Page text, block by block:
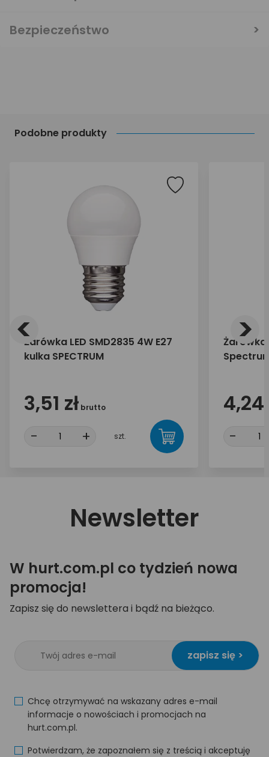
Podobne produkty
Żarówka LED SMD2835 4W E27
kulka SPECTRUM
3,51 zł brutto
- + szt.
Żarówka
4,24
-
< >
Bezpieczeństwo
Newsletter
W hurt.com.pl co tydzień nowa
promocja!
Zapisz się do newslettera i bądź na bieżąco.
zapisz się >
Chcę otrzymywać na wskazany adres e-mail
informacje o nowościach i promocjach na
hurt.com.pl.
Potwierdzam, że zapoznałem się z treścią i akceptuję